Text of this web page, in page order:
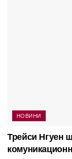
НОВИНИ
Трейси Нгуен